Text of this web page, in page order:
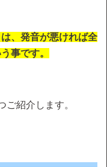
、発音が悪ければ全
事です。
ご紹介します。